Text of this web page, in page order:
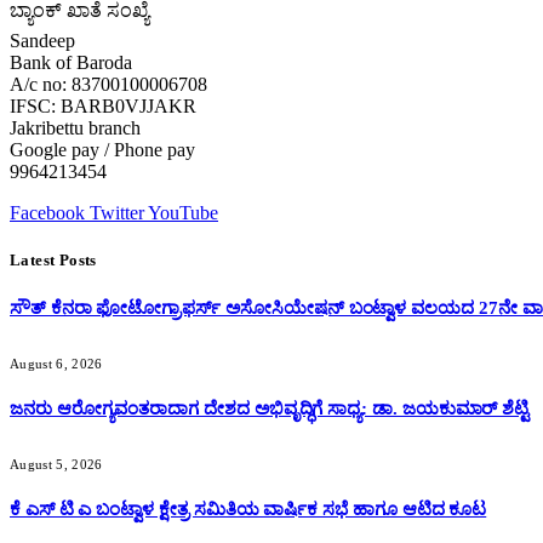
ಬ್ಯಾಂಕ್ ಖಾತೆ ಸಂಖ್ಯೆ
Sandeep
Bank of Baroda
A/c no: 83700100006708
IFSC: BARB0VJJAKR
Jakribettu branch
Google pay / Phone pay
9964213454
Facebook TwitterYouTube
Latest Posts
ಸೌತ್ ಕೆನರಾ ಫೋಟೋಗ್ರಾಫರ್ಸ್ ಅಸೋಸಿಯೇಷನ್ ಬಂಟ್ವಾಳ ವಲಯದ 27ನೇ
August 6, 2026
ಜನರು ಆರೋಗ್ಯವಂತರಾದಾಗ ದೇಶದ ಅಭಿವೃದ್ಧಿಗೆ ಸಾಧ್ಯ: ಡಾ. ಜಯಕುಮಾರ್ ಶೆಟ್ಟಿ
August 5, 2026
ಕೆ ಎಸ್ ಟಿ ಎ ಬಂಟ್ವಾಳ ಕ್ಷೇತ್ರ ಸಮಿತಿಯ ವಾರ್ಷಿಕ ಸಭೆ ಹಾಗೂ ಆಟಿದ ಕೂಟ